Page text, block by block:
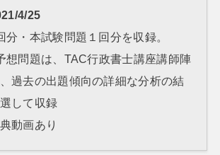
4/25
分・本試験問題１回分を収録。
想問題は、TAC行政書士講座講師陣
過去の出題傾向の詳細な分析の結
して収録
動画あり